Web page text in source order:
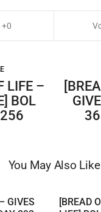
0
LIFE –
BOL
You May Also Like
GIVES
[BREAD